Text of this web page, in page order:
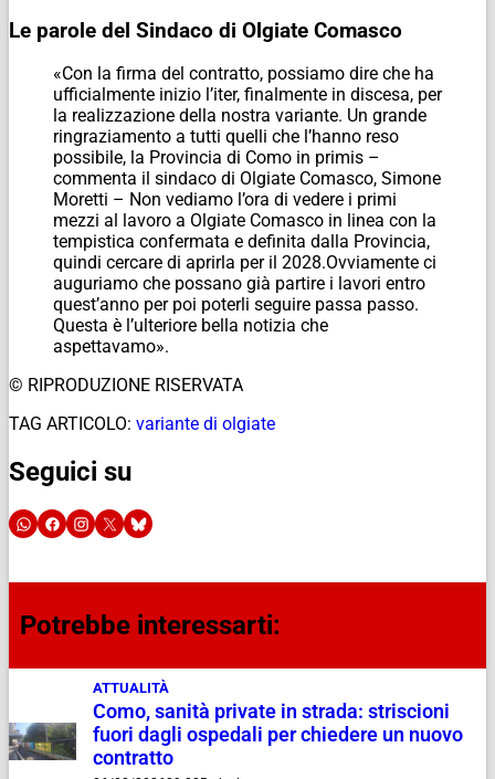
Le parole del Sindaco di Olgiate Comasco
«Con la firma del contratto, possiamo dire che ha
ufficialmente inizio l’iter, finalmente in discesa, per
la realizzazione della nostra variante. Un grande
ringraziamento a tutti quelli che l’hanno reso
possibile, la Provincia di Como in primis –
commenta il sindaco di Olgiate Comasco, Simone
Moretti – Non vediamo l’ora di vedere i primi
mezzi al lavoro a Olgiate Comasco in linea con la
tempistica confermata e definita dalla Provincia,
quindi cercare di aprirla per il 2028.Ovviamente ci
auguriamo che possano già partire i lavori entro
quest’anno per poi poterli seguire passa passo.
Questa è l’ulteriore bella notizia che
aspettavamo».
© RIPRODUZIONE RISERVATA
TAG ARTICOLO: variante di olgiate
Seguici su
Potrebbe interessarti:
ATTUALITÀ
Como, sanità private in strada: striscioni
fuori dagli ospedali per chiedere un nuovo
contratto